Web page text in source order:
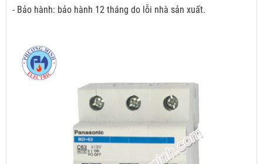
- Bảo hành: bảo hành 12 tháng do lỗi nhà sản xuất.